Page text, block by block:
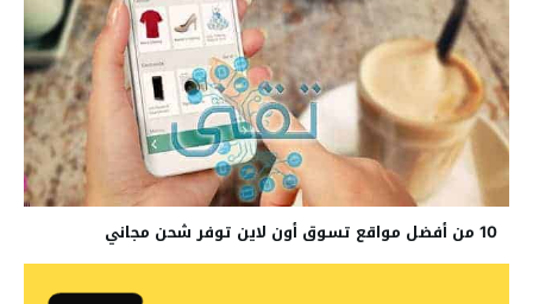
10 من أفضل مواقع تسوق أون لاين توفر شحن مجاني